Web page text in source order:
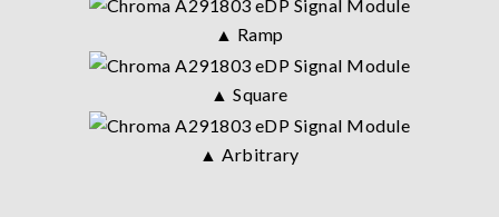
▲ Ramp
▲ Square
▲ Arbitrary